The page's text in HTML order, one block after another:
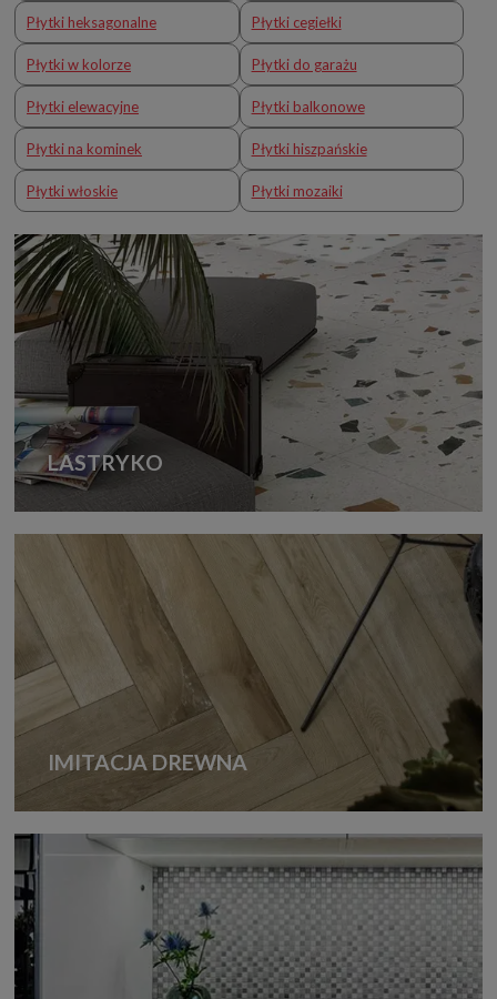
Płytki heksagonalne Płytki cegiełki
Płytki w kolorze Płytki do garażu
Płytki elewacyjne Płytki balkonowe
Płytki na kominek Płytki hiszpańskie
Płytki włoskie Płytki mozaiki
LASTRYKO
IMITACJA DREWNA